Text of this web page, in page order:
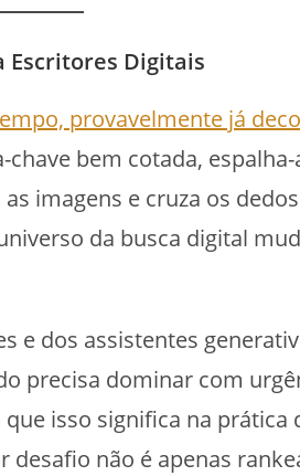
Escritores Digitais
provavelmente já
chave bem cotada, espalha-
imagens e cruza os
da busca digital
e dos assistentes
precisa dominar com
que isso significa na prática
desafio não é apenas